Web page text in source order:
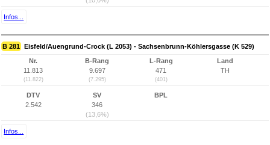
Infos...
B 281 Eisfeld/Auengrund-Crock (L 2053) - Sachsenbrunn-Köhlersgasse (K 529)
Nr.
11.813
(11.822)
B-Rang
9.697
(7.295)
L-Rang
471
(401)
Land
TH
DTV
2.542
SV
346
(13,6%)
BPL
Infos...